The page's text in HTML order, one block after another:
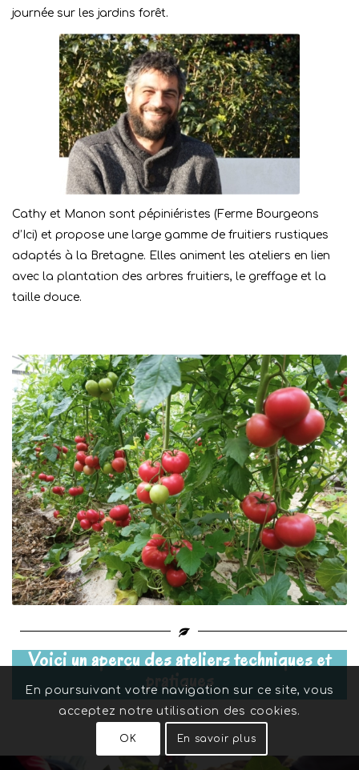
journée sur les jardins forêt.
Cathy et Manon sont pépiniéristes (Ferme Bourgeons
d’Ici) et propose une large gamme de fruitiers rustiques
adaptés à la Bretagne. Elles animent les ateliers en lien
avec la plantation des arbres fruitiers, le greffage et la
taille douce.
Voici un aperçu des ateliers techniques et
pratiques
En poursuivant votre navigation sur ce site, vous
acceptez notre utilisation des cookies.
OK En savoir plus